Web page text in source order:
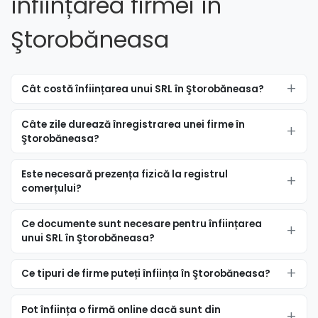
Ştorobăneasa
Cât costă înființarea unui SRL în Ştorobăneasa?
Câte zile durează înregistrarea unei firme în
Ştorobăneasa?
Este necesară prezența fizică la registrul
comerțului?
Ce documente sunt necesare pentru înființarea
unui SRL în Ştorobăneasa?
Ce tipuri de firme puteți înființa în Ştorobăneasa?
Pot înființa o firmă online dacă sunt din